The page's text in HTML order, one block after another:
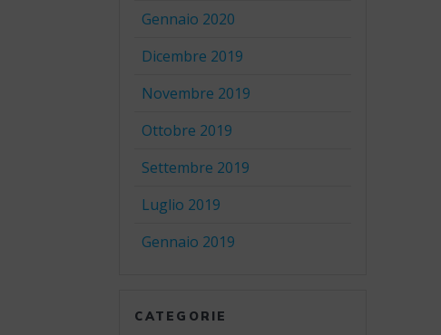
Gennaio 2020
Dicembre 2019
Novembre 2019
Ottobre 2019
Settembre 2019
Luglio 2019
Gennaio 2019
CATEGORIE